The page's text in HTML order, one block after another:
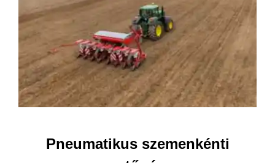
Pneumatikus szemenkénti